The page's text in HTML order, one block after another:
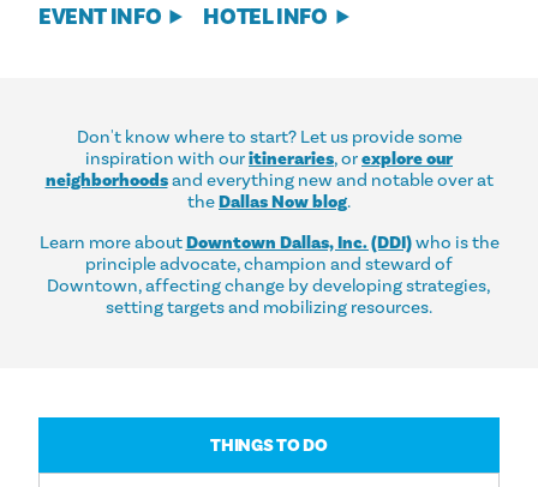
EVENT INFO HOTEL INFO
Don't know where to start? Let us provide some
inspiration with ouritineraries, orexplore our
neighborhoodsand everything new and notable over at
theDallas Now blog.
Learn more aboutDowntown Dallas, Inc. (DDI)who is the
principle advocate, champion and steward of
Downtown, affecting change by developing strategies,
setting targets and mobilizing resources.
THINGS TO DO